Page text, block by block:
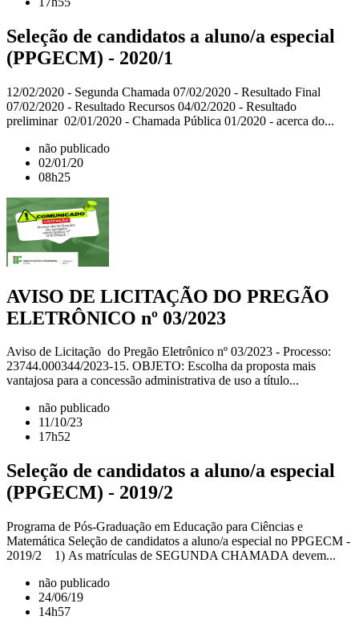
Seleção de candidatos a aluno/a especial
(PPGECM) - 2020/1
12/02/2020 - Segunda Chamada 07/02/2020 - Resultado Final
07/02/2020 - Resultado Recursos 04/02/2020 - Resultado
preliminar 02/01/2020 - Chamada Pública 01/2020 - acerca do...
não publicado
02/01/20
08h25
AVISO DE LICITAÇÃO DO PREGÃO
ELETRÔNICO nº 03/2023
Aviso de Licitação do Pregão Eletrônico nº 03/2023 - Processo:
23744.000344/2023-15. OBJETO: Escolha da proposta mais
vantajosa para a concessão administrativa de uso a título...
não publicado
11/10/23
17h52
Seleção de candidatos a aluno/a especial
(PPGECM) - 2019/2
Programa de Pós-Graduação em Educação para Ciências e
Matemática Seleção de candidatos a aluno/a especial no PPGECM -
2019/2 1) As matrículas de SEGUNDA CHAMADA devem...
não publicado
24/06/19
14h57